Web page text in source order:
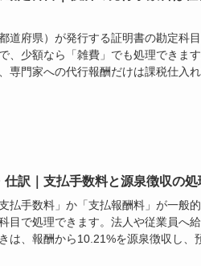
道府県）が発行する証明書の勘定科
、少額なら「雑費」でも処理できま
専門家への代行報酬だけは課税仕入
訳｜支払手数料と源泉徴収の処
払手数料」か「支払報酬料」が一般
目で処理できます。法人や従業員へ
は、報酬から10.21%を源泉徴収し、